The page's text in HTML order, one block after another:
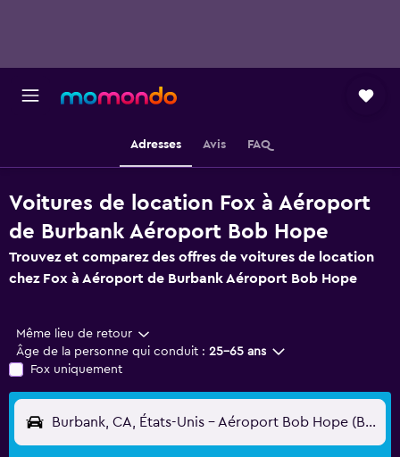
Adresses Avis FAQ
Voitures de location Fox à Aéroport
de Burbank Aéroport Bob Hope
Trouvez et comparez des offres de voitures de location
chez Fox à Aéroport de Burbank Aéroport Bob Hope
Même lieu de retour
Âge de la personne qui conduit : 25-65 ans
Fox uniquement
Burbank, CA, États-Unis - Aéroport Bob Hope (BUR)